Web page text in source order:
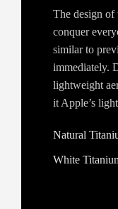
The design
conquer
similar to
immediately.
lightweight
it Apple’s
Natural
White